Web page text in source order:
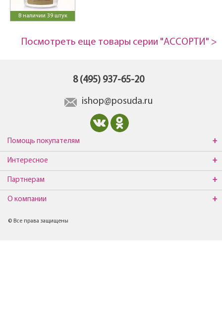
В наличии 39 штук
Посмотреть еще товары серии "АССОРТИ" >
8 (495) 937-65-20
ishop@posuda.ru
Помощь покупателям
Интересное
Партнерам
О компании
© Все права защищены